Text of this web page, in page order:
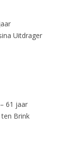
Uitdrager
61 jaar
Brink